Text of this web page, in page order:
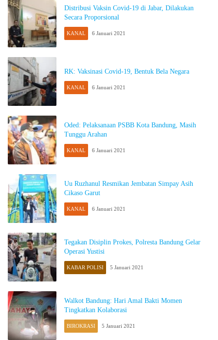
Distribusi Vaksin Covid-19 di Jabar, Dilakukan
Secara Proporsional
KANAL 6 Januari 2021
RK: Vaksinasi Covid-19, Bentuk Bela Negara
KANAL 6 Januari 2021
Oded: Pelaksanaan PSBB Kota Bandung, Masih
Tunggu Arahan
KANAL 6 Januari 2021
Uu Ruzhanul Resmikan Jembatan Simpay Asih
Cikaso Garut
KANAL 6 Januari 2021
Tegakan Disiplin Prokes, Polresta Bandung Gelar
Operasi Yustisi
KABAR POLISI 5 Januari 2021
Walkot Bandung: Hari Amal Bakti Momen
Tingkatkan Kolaborasi
BIROKRASI 5 Januari 2021